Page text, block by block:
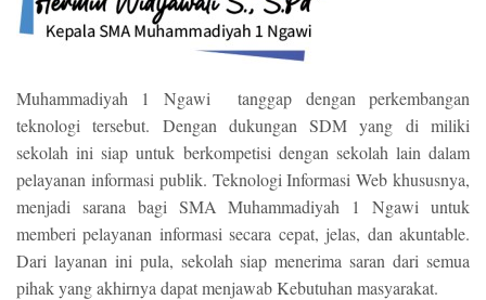
Muhammadiyah 1 Ngawi tanggap dengan perkembangan
teknologi tersebut. Dengan dukungan SDM yang di miliki
sekolah ini siap untuk berkompetisi dengan sekolah lain dalam
pelayanan informasi publik. Teknologi Informasi Web khususnya,
menjadi sarana bagi SMA Muhammadiyah 1 Ngawi untuk
memberi pelayanan informasi secara cepat, jelas, dan akuntable.
Dari layanan ini pula, sekolah siap menerima saran dari semua
pihak yang akhirnya dapat menjawab Kebutuhan masyarakat.